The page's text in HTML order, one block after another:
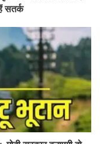
सतर्क